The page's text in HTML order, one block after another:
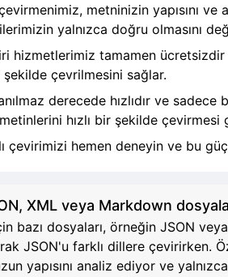
metninizin yapısını
yalnızca doğru olmasını
hizmetlerimiz tamamen
şekilde çevrilmesini sağlar.
derecede hızlıdır ve
hızlı bir şekilde çevirmesi
çevirimizi hemen deneyin ve bu
XML veya Markdown
bazı dosyaları, örneğin JSON
JSON'u farklı dillere çevirirken.
yapısını analiz ediyor ve